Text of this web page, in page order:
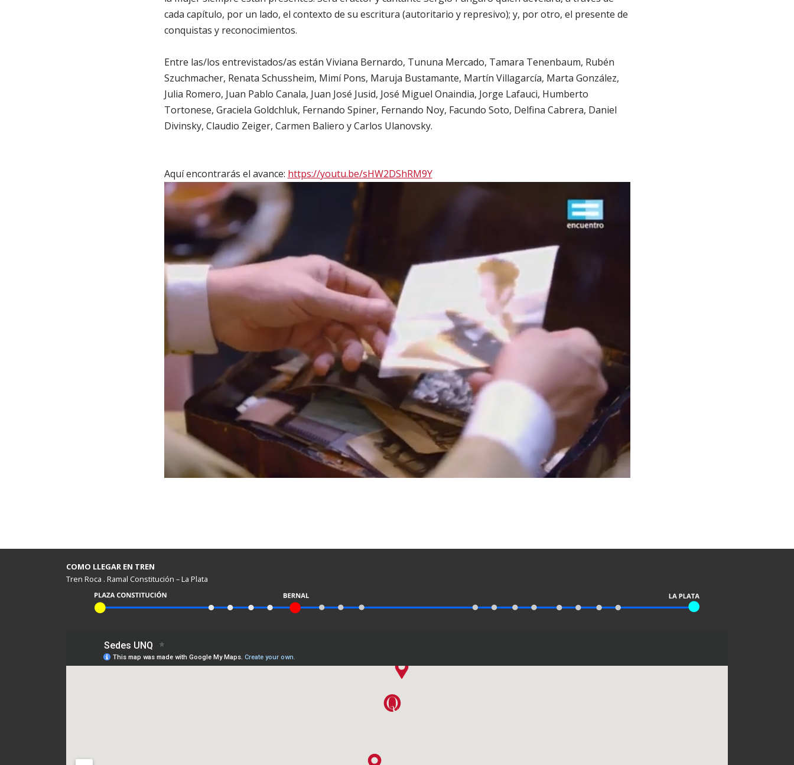
cada capítulo, por un lado, el contexto de su escritura (autoritario y represivo); y, por otro, el presente de
conquistas y reconocimientos.
Entre las/los entrevistados/as están Viviana Bernardo, Tununa Mercado, Tamara Tenenbaum, Rubén
Szuchmacher, Renata Schussheim, Mimí Pons, Maruja Bustamante, Martín Villagarcía, Marta González,
Julia Romero, Juan Pablo Canala, Juan José Jusid, José Miguel Onaindia, Jorge Lafauci, Humberto
Tortonese, Graciela Goldchluk, Fernando Spiner, Fernando Noy, Facundo Soto, Delfina Cabrera, Daniel
Divinsky, Claudio Zeiger, Carmen Baliero y Carlos Ulanovsky.
Aquí encontrarás el avance: https://youtu.be/sHW2DShRM9Y
COMO LLEGAR EN TREN
Tren Roca . Ramal Constitución – La Plata